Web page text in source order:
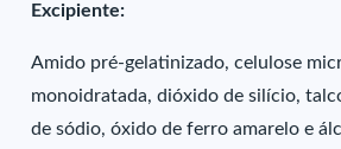
Excipiente:
Amido pré-gelatinizado, celulose
monoidratada, dióxido de silício,
de sódio, óxido de ferro amarelo e